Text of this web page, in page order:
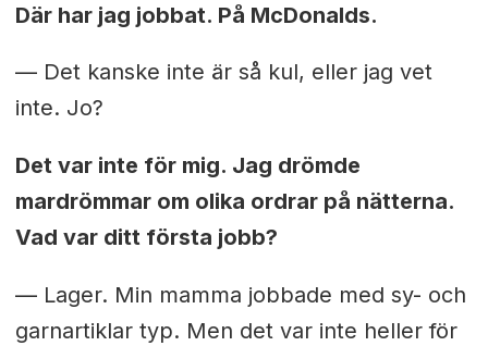
Där har jag jobbat. På McDonalds.
— Det kanske inte är så kul, eller jag vet
inte. Jo?
Det var inte för mig. Jag drömde
mardrömmar om olika ordrar på nätterna.
Vad var ditt första jobb?
— Lager. Min mamma jobbade med sy- och
garnartiklar typ. Men det var inte heller för